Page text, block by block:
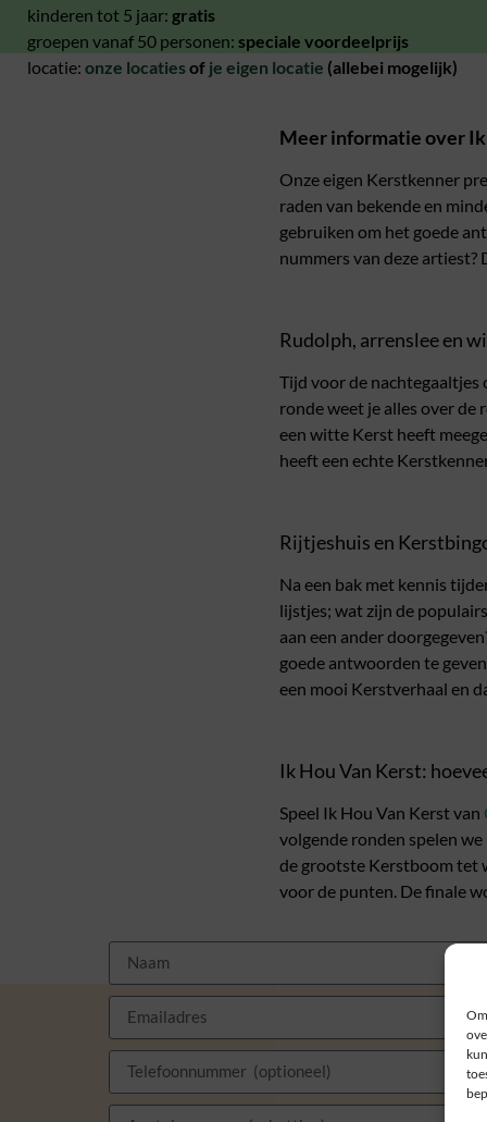
kinderen tot 5 jaar: gratis
groepen vanaf 50 personen: speciale voordeelprijs
locatie: onze locatiesof je eigen locatie (allebei mogelijk)
Meer informatie over
Onze eigen Kerstkenner
raden van bekende en
gebruiken om het goede
nummers van deze artiest?
Rudolph, arrenslee en
Tijd voor de nachtegaaltjes
ronde weet je alles over de
een witte Kerst heeft
heeft een echte
Rijtjeshuis en
Na een bak met kennis
lijstjes; wat zijn de
aan een ander
goede antwoorden te
een mooi Kerstverhaal en
Ik Hou Van Kerst:
Speel Ik Hou Van Kerst van
volgende ronden spelen we
de grootste Kerstboom tet
voor de punten. De finale